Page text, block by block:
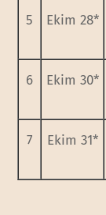
5 Ekim 28*
6 Ekim 30*
7 Ekim 31*